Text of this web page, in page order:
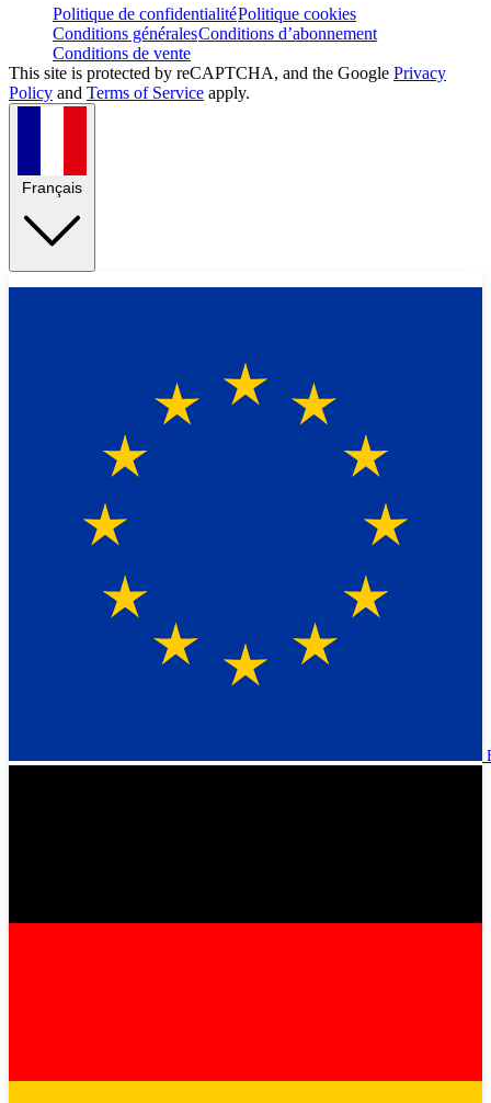
Politique de confidentialitéPolitique cookies
Conditions généralesConditions d’abonnement
Conditions de vente
This site is protected by reCAPTCHA, and the Google Privacy
Policy and Terms of Service apply.
Français